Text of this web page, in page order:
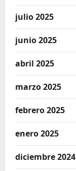
julio 2025
junio 2025
abril 2025
marzo 2025
febrero 2025
enero 2025
diciembre 2024